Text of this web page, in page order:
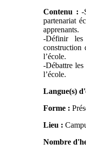
Contenu :-
partenariat
apprenants.
-Définir
construction
l’école.
-Débattre
l’école.
Langue(s)
Forme :
Lieu :
Nombre